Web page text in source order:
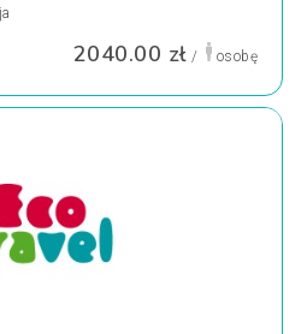
2040.00 zł / osobę